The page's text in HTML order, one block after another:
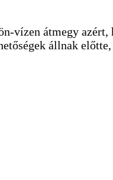
vízen átmegy
állnak